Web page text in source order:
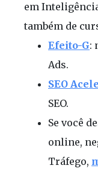
em
também de
Efeito-G:
Ads.
SEO
SEO.
Se você
online,
Tráfego,